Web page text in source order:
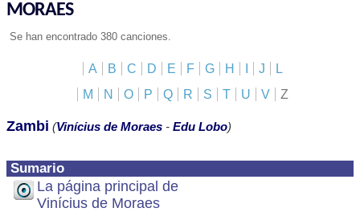
MORAES
Se han encontrado 380 canciones.
A B C D E F G H J
L
M
N O P Q R S T U V Z
Sumario
La página principal de
Vinícius de Moraes
Zambi (Vinícius de Moraes - Edu Lobo)